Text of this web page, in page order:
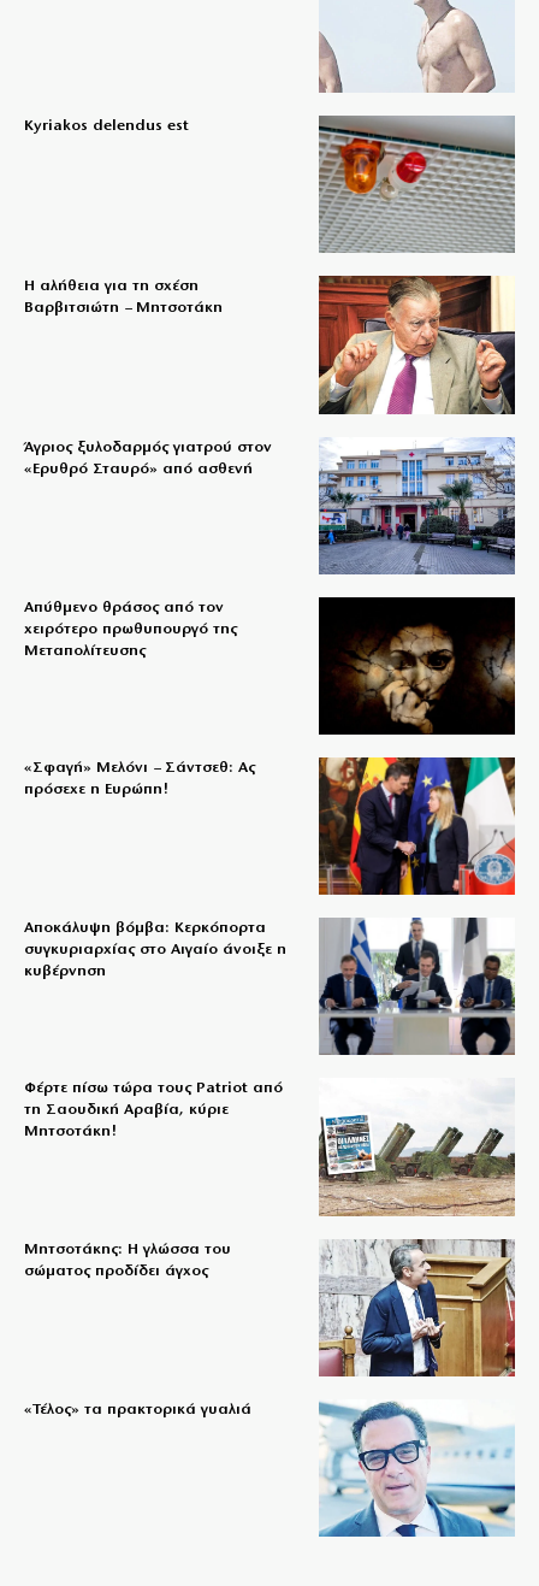
Kyriakos delendus est
Η αλήθεια για τη σχέση
Βαρβιτσιώτη – Μητσοτάκη
Άγριος ξυλοδαρμός γιατρού στον
«Ερυθρό Σταυρό» από ασθενή
Απύθμενο θράσος από τον
χειρότερο πρωθυπουργό της
Μεταπολίτευσης
«Σφαγή» Μελόνι – Σάντσεθ: Ας
πρόσεχε η Ευρώπη!
Αποκάλυψη βόμβα: Κερκόπορτα
συγκυριαρχίας στο Αιγαίο άνοιξε η
κυβέρνηση
Φέρτε πίσω τώρα τους Patriot από
τη Σαουδική Αραβία, κύριε
Μητσοτάκη!
Μητσοτάκης: Η γλώσσα του
σώματος προδίδει άγχος
«Τέλος» τα πρακτορικά γυαλιά